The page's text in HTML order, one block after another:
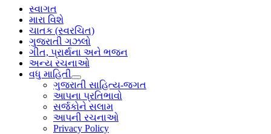
સ્વાગત
મારા વિશે
ચાતક (સ્વરચિત)
ગુજરાતી ગઝલો
ગીત, પ્રાર્થના અને ભજન
અન્ય રચનાઓ
વધુ માહિતી
open
dropdown
menu
ગુજરાતી સાહિત્ય-જગત
આપના પ્રતિભાવો
સર્જકોને સલામ
આપની રચનાઓ
Privacy Policy